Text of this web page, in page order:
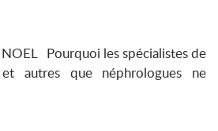
Pourquoi les spécialistes de
et autres que néphrologues ne